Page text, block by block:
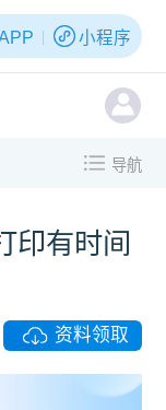
小程序
导航
印有时间
资料领取